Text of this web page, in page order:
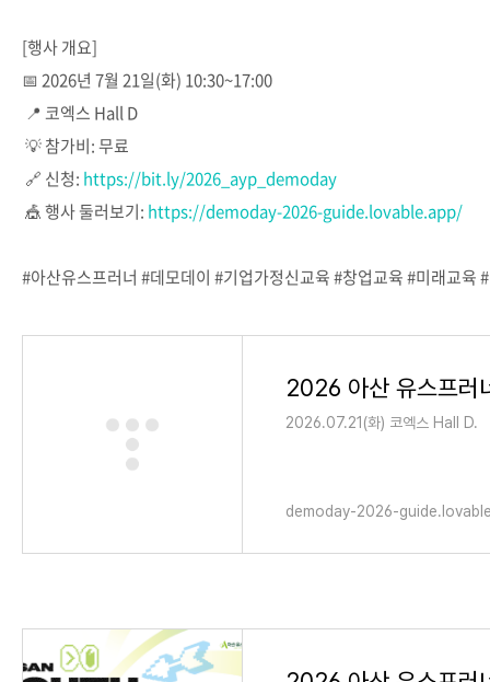
[행사 개요]
📅 2026년 7월 21일(화) 10:30~17:00
📍 코엑스 Hall D
💡 참가비: 무료
🔗 신청: https://bit.ly/2026_ayp_demoday
🎪 행사 둘러보기: https://demoday-2026-guide.lovable.app/
#아산유스프러너 #데모데이 #기업가정신교육 #창업교육 #미래교육
2026.07.21(화) 코엑스 Hall D.
demoday-2026-